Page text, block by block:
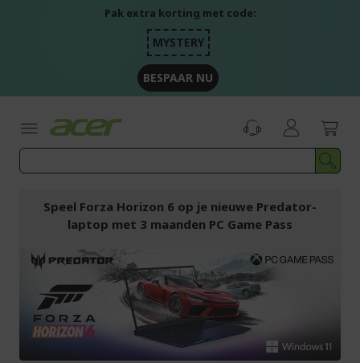
Pak extra korting met code:
MYSTERY
BESPAAR NU
Speel Forza Horizon 6 op je nieuwe Predator-
laptop met 3 maanden PC Game Pass